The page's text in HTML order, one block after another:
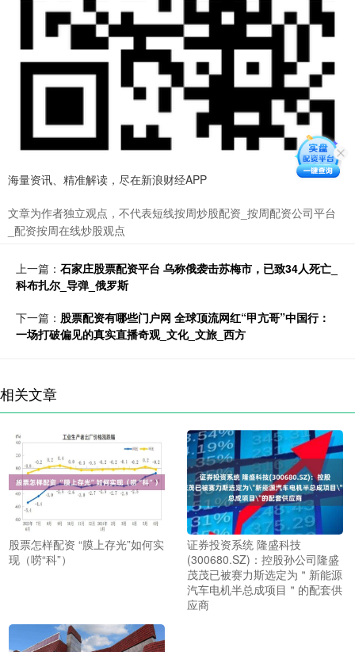
海量资讯、精准解读，尽在新浪财经APP
文章为作者独立观点，不代表短线按周炒股配资_按周配资公司平台
_配资按周在线炒股观点
上一篇： 石家庄股票配资平台 乌称俄袭击苏梅市，已致34人死亡_
科布扎尔_导弹_俄罗斯
下一篇： 股票配资有哪些门户网 全球顶流网红“甲亢哥”中国行：
一场打破偏见的真实直播奇观_文化_文旅_西方
相关文章
股票怎样配资 “膜上存光”如何实
现（唠“科”）
证券投资系统 隆盛科技
(300680.SZ)：控股孙公司隆盛
茂茂已被赛力斯选定为＂新能源
汽车电机半总成项目＂的配套供
应商